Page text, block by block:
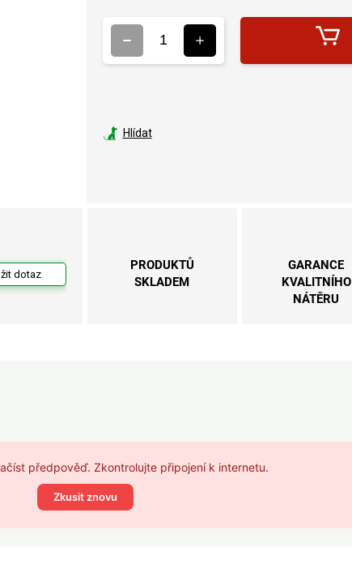
Hlídat
dotaz
PRODUKTŮ
SKLADEM
GARANCE
KVALITNÍHO
NÁTĚRU
předpověď. Zkontrolujte připojení k internetu.
Zkusit znovu